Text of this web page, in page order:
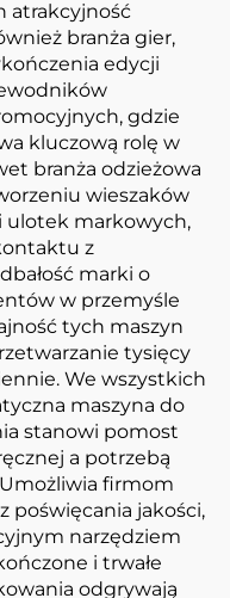
atrakcyjność
branża gier,
edycji
gdzie
kluczową rolę w
branża odzieżowa
wieszaków
ulotek markowych,
z
marki o
w przemyśle
tych maszyn
tysięcy
We wszystkich
maszyna do
stanowi pomost
a potrzebą
firmom
poświęcania jakości,
narzędziem
i trwałe
odgrywają